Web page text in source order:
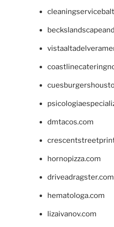
dmtacos.com
hornopizza.com
driveadragster.com
hematologa.com
lizaivanov.com